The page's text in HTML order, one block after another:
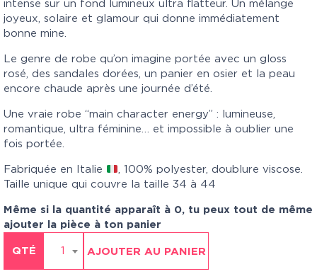
intense sur un fond lumineux ultra flatteur. Un mélange
joyeux, solaire et glamour qui donne immédiatement
bonne mine.
Le genre de robe qu’on imagine portée avec un gloss
rosé, des sandales dorées, un panier en osier et la peau
encore chaude après une journée d’été.
Une vraie robe “main character energy” : lumineuse,
romantique, ultra féminine… et impossible à oublier une
fois portée.
Fabriquée en Italie
, 100% polyester, doublure viscose.
Taille unique qui couvre la taille 34 à 44
Même si la quantité apparaît à 0, tu peux tout de même
ajouter la pièce à ton panier
QTÉ 1 AJOUTER AU PANIER